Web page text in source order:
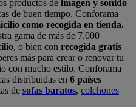
productos de imagen y sonido
de buen tiempo. Conforama
como recogida en tienda.
gama de más de 7.000
, o bien con recogida gratis
más para crear o renovar tu
con mucho estilo. Conforama
distribuidas en 6 países
de sofas baratos, colchones